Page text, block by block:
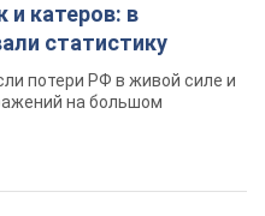
и катеров: в
статистику
потери РФ в живой силе и
на большом